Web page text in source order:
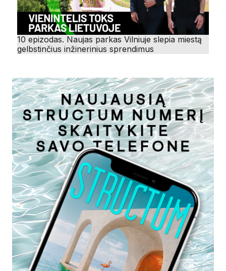
10 epizodas. Naujas parkas Vilniuje slepia miestą
gelbstinčius inžinerinius sprendimus